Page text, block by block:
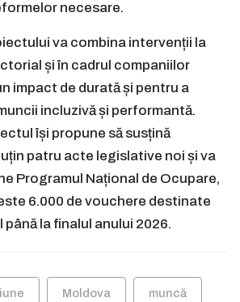
necesare.
va combina intervenții la
și în cadrul companiilor
impact de durată și pentru a
incluzivă și performantă.
își propune să susțină
patru acte legislative noi și va
Programul Național de Ocupare,
6.000 de vouchere destinate
la finalul anului 2026.
Moldova muncă